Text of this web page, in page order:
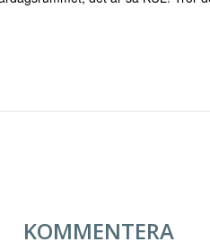
KOMMENTERA